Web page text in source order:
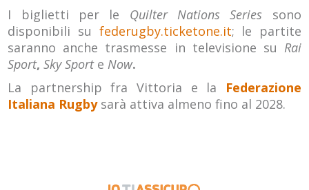
I biglietti per le Quilter Nations Series sono
disponibili su federugby.ticketone.it; le partite
saranno anche trasmesse in televisione su Rai
Sport,Sky Sport e Now.
La partnership fra Vittoria e la Federazione
Italiana Rugbysarà attiva almeno fino al 2028.